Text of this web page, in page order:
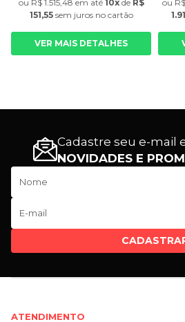
ou R$ 1.515,48 em até 10xde R$
151,55 sem jurosno cartão
VER MAIS DETALHES
ou
Cadastre seu e-mail
NOVIDADES E
ATENDIMENTO